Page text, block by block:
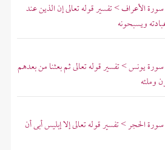
الأعراف > تفسير قوله تعالى إن الذين عند
ويسبحونه
يونس > تفسير قوله تعالى ثم بعثنا من بعدهم
وملئه
الحجر > تفسير قوله تعالى إلا إبليس أبى أن